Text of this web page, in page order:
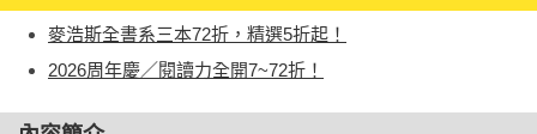
麥浩斯全書系三本72折，精選5折起！
2026周年慶／閱讀力全開7~72折！